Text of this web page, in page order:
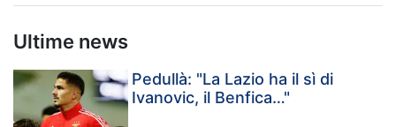
Ultime news
Pedullà: "La Lazio ha il sì di
Ivanovic, il Benfica…"